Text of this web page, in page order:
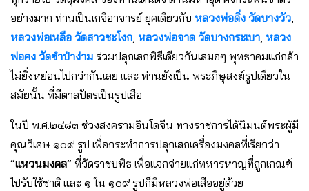
อย่างมาก ท่านเป็นเกจิอาจารย์ ยุคเดียวกับ หลวงพ่อดิ่ง วัดบางวัว,
หลวงพ่อเหลือ วัดสาวชะโงก, หลวงพ่อจาด วัดบางกระเบา, หลวง
พ่อคง วัดซำป่าง่าม ร่วมปลุกเสกพิธีเดียวกันเสมอๆ พุทธาคมแก่กล้า
ไม่ยิ่งหย่อนไปกว่ากันเลย และ ท่านยังเป็น พระภิษุสงฆ์รูปเดียวใน
สมัยนั้น ที่มีตาลปัตรเป็นรูปเสือ
ในปี พ.ศ.๒๔๘๓ ช่วงสงครามอินโดจีน ทางราชการได้นิมนต์พระผู้มี
คุณวิเศษ ๑๐๙ รูป เพื่อกระทำการปลุกเสกเครื่องมงคลที่เรียกว่า
“แหวนมงคล” ที่วัดราชบพิธ เพื่อแจกจ่ายแก่ทหารหาญที่ถูกเกณฑ์
ไปรับใช้ชาติ และ ๑ ใน ๑๐๙ รูปก็มีหลวงพ่อเสืออยู่ด้วย